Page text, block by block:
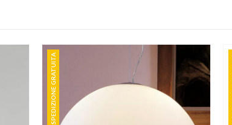
SPEDIZIONE GRATUITA